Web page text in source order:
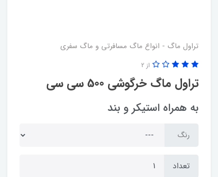
تراول ماگ - انواع ماگ مسافرتی و ماگ سفری
تراول ماگ خرگوشی 500 سی سی
از 2
به همراه استیکر و بند
رنگ
تعداد